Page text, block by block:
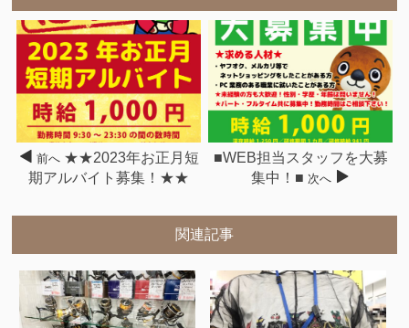
前へ ★★2023年お正月短
期アルバイト募集！★★
■WEB担当スタッフを大募
集中！■ 次へ
関連記事